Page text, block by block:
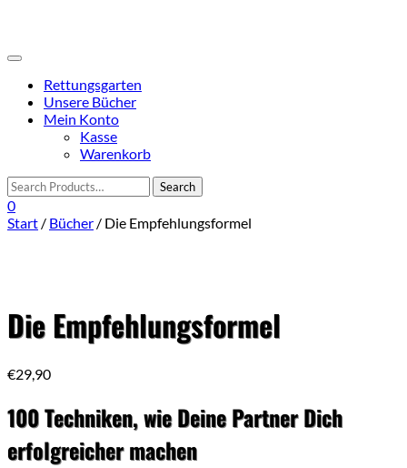
Toggle
navigationRettungsgarten
Unsere Bücher
Mein Konto
Kasse
Warenkorb
0
Start / Bücher / Die Empfehlungsformel
Die Empfehlungsformel
€29,90
100 Techniken, wie Deine Partner Dich
erfolgreicher machen